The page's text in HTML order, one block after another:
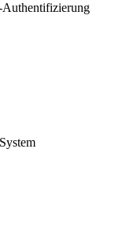
Authentifizierung